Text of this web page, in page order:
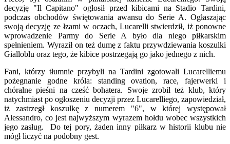
decyzję "Il Capitano" ogłosił przed kibicami na Stadio Tardini,
podczas obchodów świętowania awansu do Serie A. Ogłaszając
swoją decyzję ze łzami w oczach, Lucarelli stwierdził, iż ponowne
wprowadzenie Parmy do Serie A było dla niego piłkarskim
spełnieniem. Wyraził on też dumę z faktu przywdziewania koszulki
Gialloblu oraz tego, że kibice postrzegają go jako jednego z nich.
Fani, którzy tłumnie przybyli na Tardini zgotowali Lucarelliemu
pożegnanie godne króla: standing ovation, race, fajerwerki i
chóralne pieśni na cześć bohatera. Swoje zrobił też klub, który
natychmiast po ogłoszeniu decyzji przez Lucarelliego, zapowiedział,
iż zastrzegł koszulkę z numerem "6", w której występował
Alessandro, co jest najwyższym wyrazem hołdu wobec wszystkich
jego zasług. Do tej pory, żaden inny piłkarz w historii klubu nie
mógł liczyć na podobny gest.